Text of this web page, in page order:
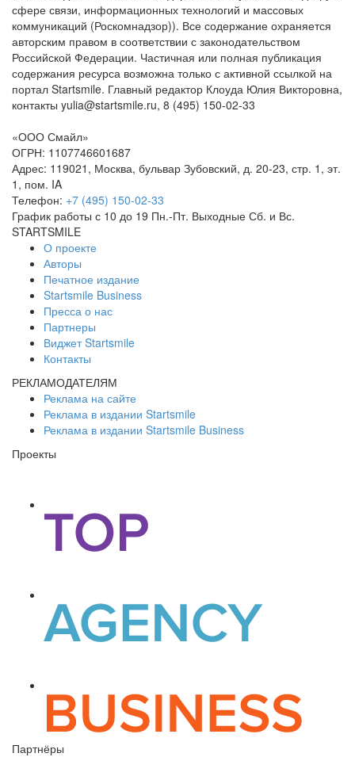
сфере связи, информационных технологий и массовых
коммуникаций (Роскомнадзор)). Все содержание охраняется
авторским правом в соответствии с законодательством
Российской Федерации. Частичная или полная публикация
содержания ресурса возможна только с активной ссылкой на
портал Startsmile. Главный редактор Клоуда Юлия Викторовна,
контакты yulia@startsmile.ru, 8 (495) 150-02-33
«ООО Смайл»
ОГРН: 1107746601687
Адрес: 119021, Москва, бульвар Зубовский, д. 20-23, стр. 1, эт.
1, пом. IA
Телефон: +7 (495) 150-02-33
График работы с 10 до 19 Пн.-Пт. Выходные Сб. и Вс.
STARTSMILE
О проекте
Авторы
Печатное издание
Startsmile Business
Пресса о нас
Партнеры
Виджет Startsmile
Контакты
РЕКЛАМОДАТЕЛЯМ
Реклама на сайте
Реклама в издании Startsmile
Реклама в издании Startsmile Business
Проекты
Партнёры